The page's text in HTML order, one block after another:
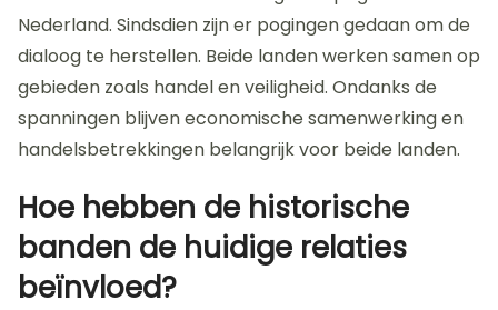
Nederland. Sindsdien zijn er pogingen gedaan om de
dialoog te herstellen. Beide landen werken samen op
gebieden zoals handel en veiligheid. Ondanks de
spanningen blijven economische samenwerking en
handelsbetrekkingen belangrijk voor beide landen.
Hoe hebben de historische
banden de huidige relaties
beïnvloed?